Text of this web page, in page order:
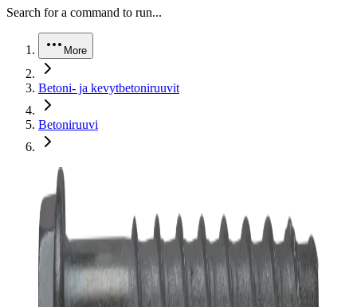
Search for a command to run...
More
Betoni- ja kevytbetoniruuvit
Betoniruuvi